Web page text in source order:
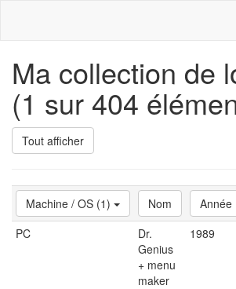
Ma collection de
(1 sur 404
Tout afficher
Machine / OS (1) Nom Année
PC
Dr.
Genius
+ menu
maker
1989